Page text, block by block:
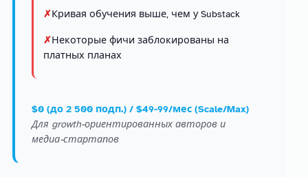
Кривая обучения выше, чем у Substack
Некоторые фичи заблокированы на
платных планах
$0 (до 2 500 подп.) / $49-99/мес (Scale/Max)
Для growth-ориентированных авторов и
медиа-стартапов